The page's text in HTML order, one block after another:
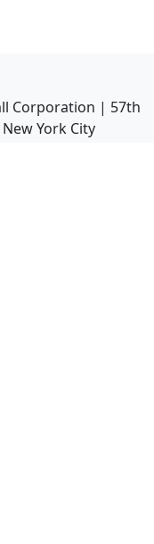
Corporation | 57th
York City